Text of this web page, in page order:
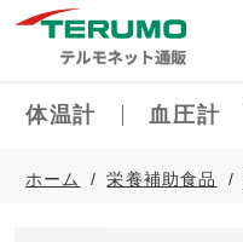
体温計 血圧計
ホーム 栄養補助食品